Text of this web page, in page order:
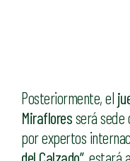
Posteriormente, el
Mirafloresserá sede
por expertos